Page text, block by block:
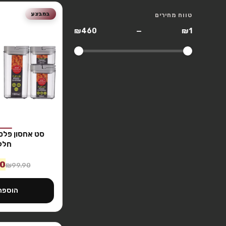
טווח מחירים
₪1
—
₪460
במבצע
₪99.90